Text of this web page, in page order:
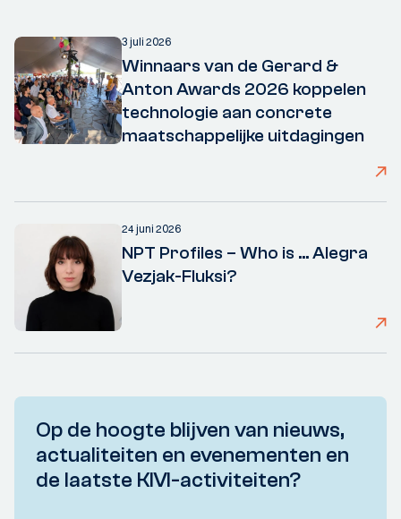
3 juli 2026
Winnaars van de Gerard &
Anton Awards 2026 koppelen
technologie aan concrete
maatschappelijke uitdagingen
24 juni 2026
NPT Profiles – Who is ... Alegra
Vezjak-Fluksi?
Op de hoogte blijven van nieuws,
actualiteiten en evenementen en
de laatste KIVI-activiteiten?